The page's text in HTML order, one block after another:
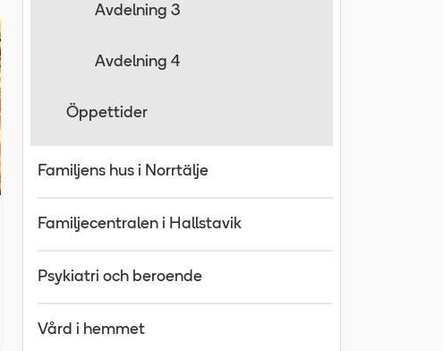
Avdelning 3
Avdelning 4
Öppettider
Familjens hus i Norrtälje
Familjecentralen i Hallstavik
Psykiatri och beroende
Vård i hemmet